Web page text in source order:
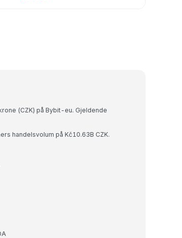
(CZK) på Bybit-eu. Gjeldende
handelsvolum på Kč10.63B CZK.